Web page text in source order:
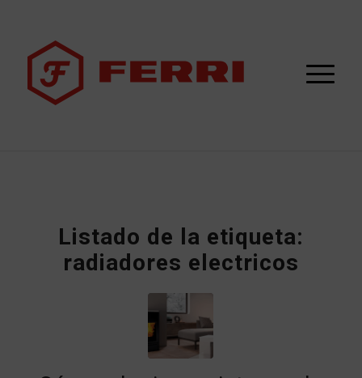
Listado de la etiqueta:
radiadores electricos